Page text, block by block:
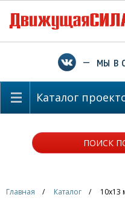
— мы в
Каталог
ПОИСК
Главная Каталог 10x13